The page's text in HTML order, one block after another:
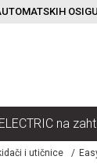
na
i utičnice